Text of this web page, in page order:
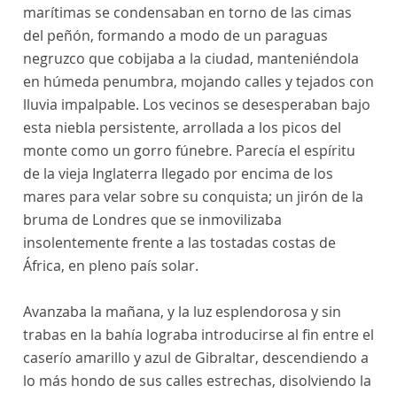
marítimas se condensaban en torno de las cimas
del peñón, formando a modo de un paraguas
negruzco que cobijaba a la ciudad, manteniéndola
en húmeda penumbra, mojando calles y tejados con
lluvia impalpable. Los vecinos se desesperaban bajo
esta niebla persistente, arrollada a los picos del
monte como un gorro fúnebre. Parecía el espíritu
de la vieja Inglaterra llegado por encima de los
mares para velar sobre su conquista; un jirón de la
bruma de Londres que se inmovilizaba
insolentemente frente a las tostadas costas de
África, en pleno país solar.
Avanzaba la mañana, y la luz esplendorosa y sin
trabas en la bahía lograba introducirse al fin entre el
caserío amarillo y azul de Gibraltar, descendiendo a
lo más hondo de sus calles estrechas, disolviendo la